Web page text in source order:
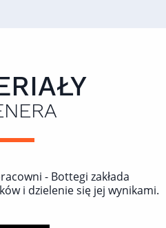
- Bottegi zakłada
i dzielenie się jej wynikami.